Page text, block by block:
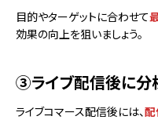
目的やターゲットに合わせて
効果の向上を狙いましょう。
③ライブ配信後に分
ライブコマース配信後には、